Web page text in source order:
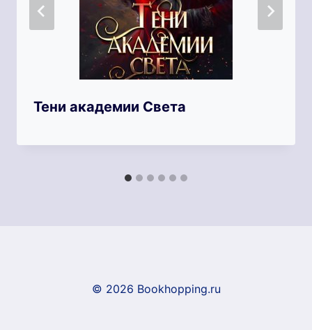
Тени академии Света
© 2026 Bookhopping.ru